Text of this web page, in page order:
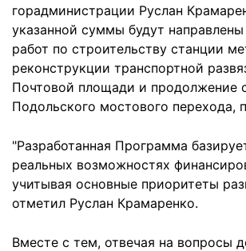
горадминистрации Руслан
указанной суммы будут
работ по строительству станции
реконструкции транспортной
Почтовой площади и продолжение
Подольского мостового перехода,
"Разработанная Программа
реальных возможностях
учитывая основные приоритеты
отметил Руслан Крамаренко.
Вместе с тем, отвечая на вопросы